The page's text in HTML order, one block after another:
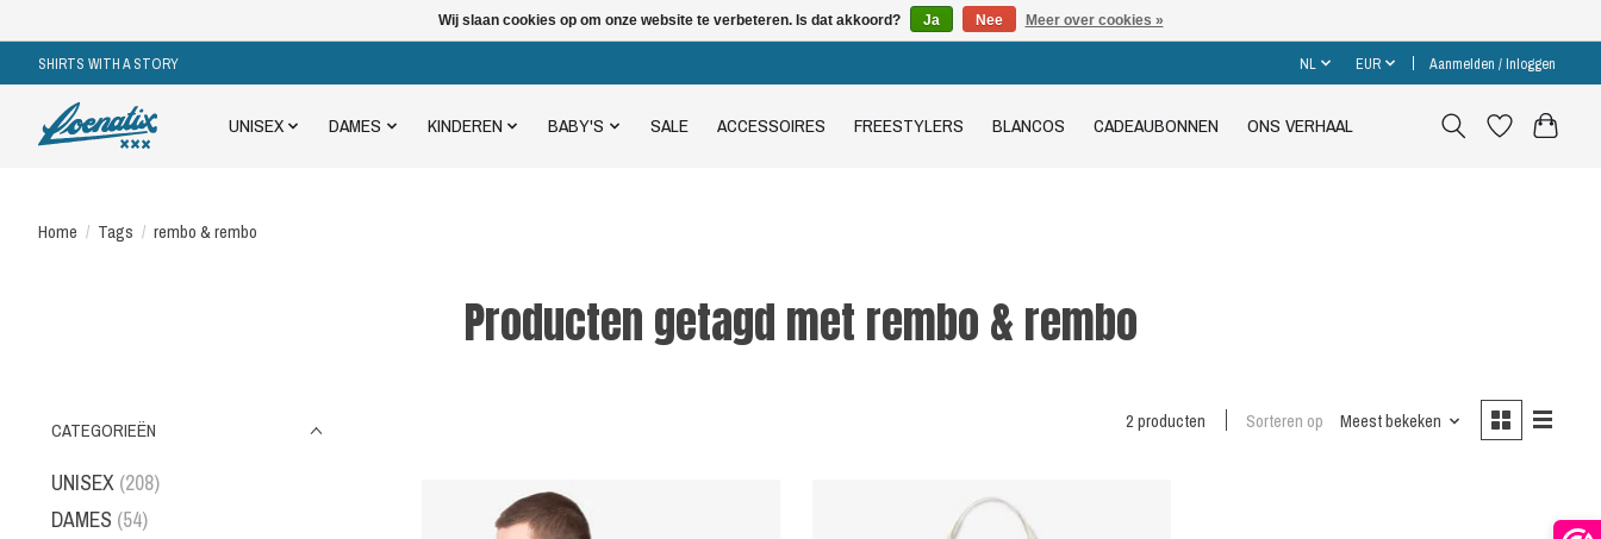
SHIRTS WITH A STORY NL EUR Aanmelden / Inloggen
UNISEX DAMES KINDEREN BABY'S SALE ACCESSOIRES FREESTYLERS BLANCOS CADEAUBONNEN ONS VERHAAL
Home / Tags / rembo & rembo
Producten getagd met rembo & rembo
CATEGORIEËN
UNISEX (208)
DAMES (54)
2 producten Sorteren op Meest bekeken
Wij slaan cookies op om onze website te verbeteren. Is dat akkoord? Ja Nee Meer over cookies »